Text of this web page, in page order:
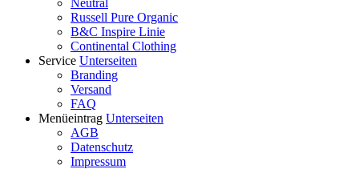
Russell Pure Organic
B&C Inspire Linie
Continental Clothing
Service Unterseiten
Branding
Versand
FAQ
Menüeintrag Unterseiten
AGB
Datenschutz
Impressum